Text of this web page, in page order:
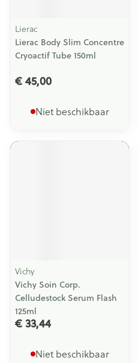
Lierac
Lierac Body Slim Concentre
Cryoactif Tube 150ml
€ 45,00
Niet beschikbaar
Vichy
Vichy Soin Corp.
Celludestock Serum Flash
125ml
€ 33,44
Niet beschikbaar